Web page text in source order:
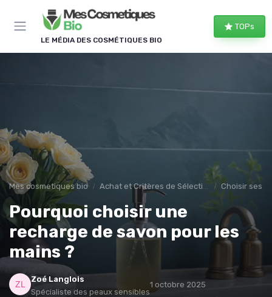
LE MÉDIA DES COSMÉTIQUES BIO
TOPs
Mes cosmetiques bio Achat et Critères de Sélection Choisir ses
Pourquoi choisir une
recharge de savon pour les
mains ?
Zoé Langlois
Spécialiste des peaux sensibles
1 octobre 2025
Panneau de gestion des cookies